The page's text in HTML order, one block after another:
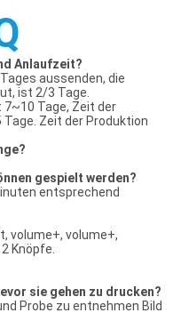
Anlaufzeit?
aussenden, die
ist 2/3 Tage.
Tage, Zeit der
Zeit der Produktion
gespielt werden?
entsprechend
volume+, volume+,
Knöpfe.
sie gehen zu drucken?
Probe zu entnehmen Bild